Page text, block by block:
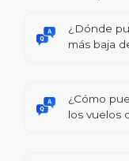
¿Dónde
más baja
¿Cómo
los vuelos